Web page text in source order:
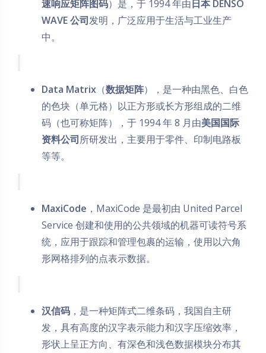
速响应矩阵图码）是，于 1994 年由日本 DENSO
WAVE 公司发明，广泛应用于生活与工业生产
中。
Data Matrix （数据矩阵），是一种由黑色、白色
的色块（单元格）以正方形或长方形组成的二维
码（也可称矩阵），于 1994 年 8 月由美国国际
资料公司所研发出，主要用于零件、印制电路板
等等。
MaxiCode ，MaxiCode 是最初由 United Parcel
Service 创建和使用的公共领域的机器可读符号系
统，应用于跟踪和管理包裹的运输，使用以六角
形网格排列的点表示数据。
汉信码 ，是一种矩阵式二维条码，我国自主研
发，具有高度的汉字表示能力和汉字压缩效率，
形状上呈正方向、有深色和浅色数据模块分布其